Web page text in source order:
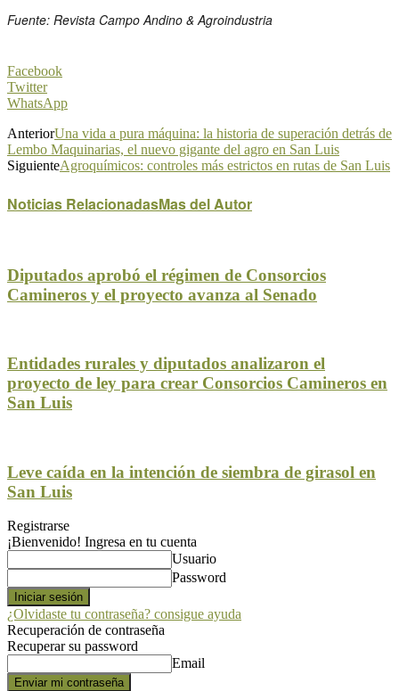
Fuente: Revista Campo Andino & Agroindustria
Facebook
Twitter
WhatsApp
AnteriorUna vida a pura máquina: la historia de superación detrás de
Lembo Maquinarias, el nuevo gigante del agro en San Luis
SiguienteAgroquímicos: controles más estrictos en rutas de San Luis
Noticias RelacionadasMas del Autor
Diputados aprobó el régimen de Consorcios
Camineros y el proyecto avanza al Senado
Entidades rurales y diputados analizaron el
proyecto de ley para crear Consorcios Camineros en
San Luis
Leve caída en la intención de siembra de girasol en
San Luis
Registrarse
¡Bienvenido! Ingresa en tu cuenta
Usuario
Password
¿Olvidaste tu contraseña? consigue ayuda
Recuperación de contraseña
Recuperar su password
Email